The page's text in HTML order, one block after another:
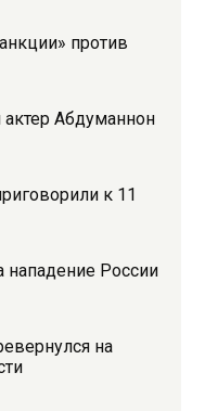
против
актер Абдуманнон
к 11
нападение России
на